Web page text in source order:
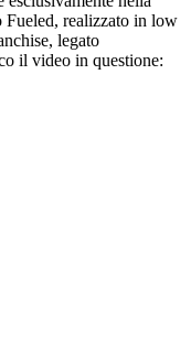
Fueled, realizzato in low
legato
il video in questione: